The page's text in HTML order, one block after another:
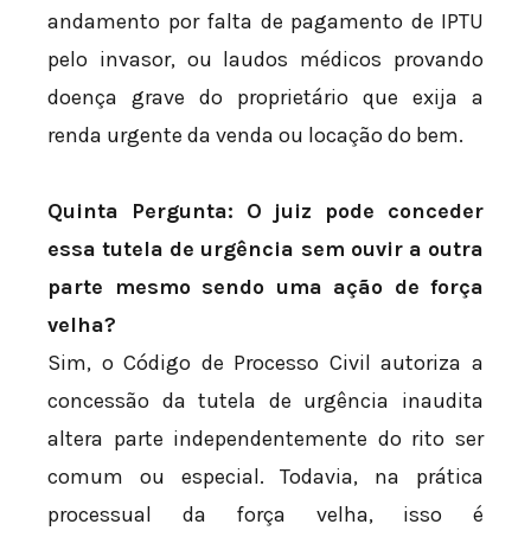
andamento por falta de pagamento de IPTU
pelo invasor, ou laudos médicos provando
doença grave do proprietário que exija a
renda urgente da venda ou locação do bem.
Quinta Pergunta: O juiz pode conceder
essa tutela de urgência sem ouvir a outra
parte mesmo sendo uma ação de força
velha?
Sim, o Código de Processo Civil autoriza a
concessão da tutela de urgência inaudita
altera parte independentemente do rito ser
comum ou especial. Todavia, na prática
processual da força velha, isso é